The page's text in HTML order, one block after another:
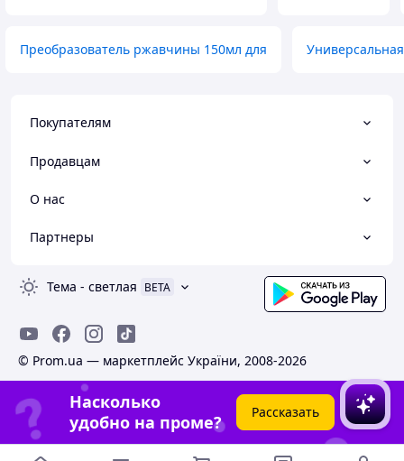
Преобразователь ржавчины 150мл для
Покупателям
Продавцам
О нас
Партнеры
Тема - светлая BETA
© Prom.ua — маркетплейс України, 2008-2026
Насколько
удобно на проме?
Рассказать